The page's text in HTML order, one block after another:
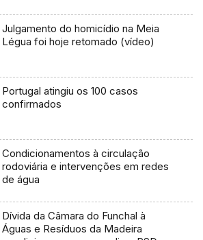
Julgamento do homicídio na Meia
Légua foi hoje retomado (vídeo)
Portugal atingiu os 100 casos
confirmados
Condicionamentos à circulação
rodoviária e intervenções em redes
de água
Dívida da Câmara do Funchal à
Águas e Resíduos da Madeira